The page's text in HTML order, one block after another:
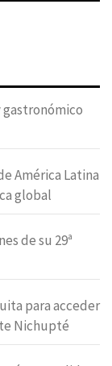
gastronómico
América Latina
global
de su 29ª
para acceder
Nichupté